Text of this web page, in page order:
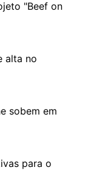
"Beef on
alta no
sobem em
para o